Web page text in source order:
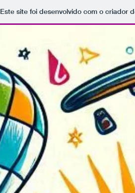
Este site foi desenvolvido com o criador